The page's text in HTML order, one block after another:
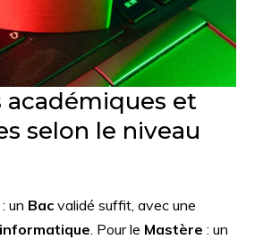
académiques et
selon le niveau
: un Bac validé suffit, avec une
informatique . Pour le Mastère : un